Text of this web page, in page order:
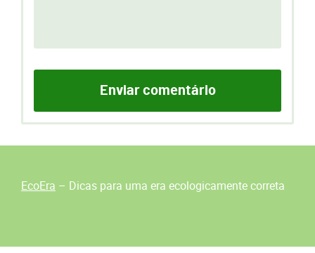
EcoEra – Dicas para uma era ecologicamente correta